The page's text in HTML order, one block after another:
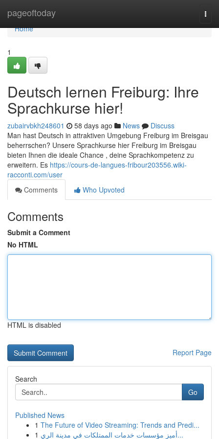
pageoftoday
Home
Home
1
Deutsch lernen Freiburg: Ihre
Sprachkurse hier!
zubairvbkh248601 58 days ago News
Discuss
Man hast Deutsch in attraktiven Umgebung Freiburg im Breisgau
beherrschen? Unsere Sprachkurse hier Freiburg im Breisgau
bieten Ihnen die ideale Chance , deine Sprachkompetenz zu
erweitern. Es https://cours-de-langues-fribour203556.wiki-
racconti.com/user
Comments
Who Upvoted
Comments
Submit a Comment
No HTML
HTML is disabled
Report Page
Search
Go
Published News
1 The Future of Video Streaming: Trends and Predi...
1
أميز مؤسسات خدمات الممتلكات في مدينة الري...